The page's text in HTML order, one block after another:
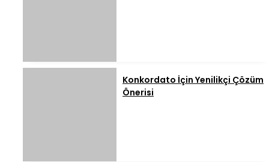
Konkordato İçin Yenilikçi Çözüm
Önerisi